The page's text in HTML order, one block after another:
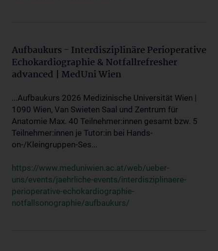
Aufbaukurs - Interdisziplinäre Perioperative
Echokardiographie & Notfallrefresher
advanced | MedUni Wien
...Aufbaukurs 2026 Medizinische Universität Wien |
1090 Wien, Van Swieten Saal und Zentrum für
Anatomie Max. 40 Teilnehmer:innen gesamt bzw. 5
Teilnehmer:innen je Tutor:in bei Hands-
on-/Kleingruppen-Ses...
https://www.meduniwien.ac.at/web/ueber-
uns/events/jaehrliche-events/interdisziplinaere-
perioperative-echokardiographie-
notfallsonographie/aufbaukurs/